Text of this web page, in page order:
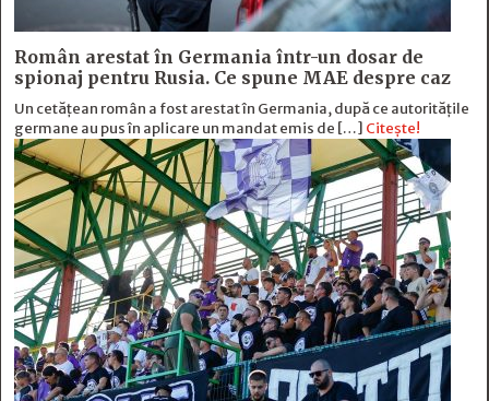
Român arestat în Germania într-un dosar de
spionaj pentru Rusia. Ce spune MAE despre caz
Un cetățean român a fost arestat în Germania, după ce autoritățile
germane au pus în aplicare un mandat emis de […] Citește!